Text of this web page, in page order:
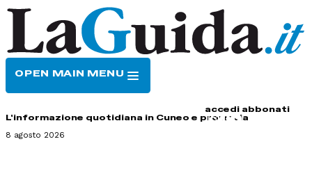
OPEN MAIN MENU
accedi abbonati
L'informazione quotidiana in Cuneo e provincia
8 agosto 2026